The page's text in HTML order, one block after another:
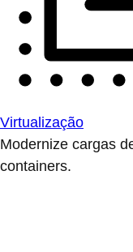
Virtualização
Modernize cargas
containers.